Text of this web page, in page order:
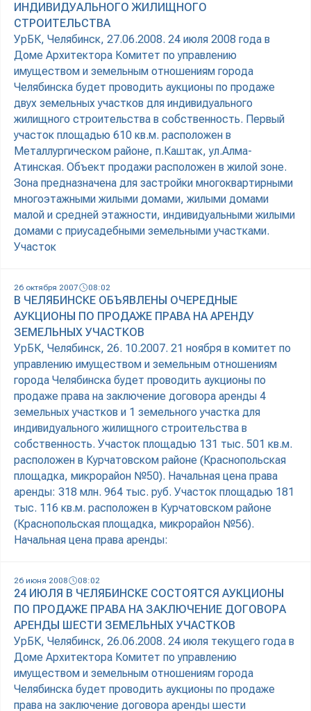
ИНДИВИДУАЛЬНОГО ЖИЛИЩНОГО
СТРОИТЕЛЬСТВА
УрБК, Челябинск, 27.06.2008. 24 июля 2008 года в
Доме Архитектора Комитет по управлению
имуществом и земельным отношениям города
Челябинска будет проводить аукционы по продаже
двух земельных участков для индивидуального
жилищного строительства в собственность. Первый
участок площадью 610 кв.м. расположен в
Металлургическом районе, п.Каштак, ул.Алма-
Атинская. Объект продажи расположен в жилой зоне.
Зона предназначена для застройки многоквартирными
многоэтажными жилыми домами, жилыми домами
малой и средней этажности, индивидуальными жилыми
домами с приусадебными земельными участками.
Участок
26 октября 2007 08:02
В ЧЕЛЯБИНСКЕ ОБЪЯВЛЕНЫ ОЧЕРЕДНЫЕ
АУКЦИОНЫ ПО ПРОДАЖЕ ПРАВА НА АРЕНДУ
ЗЕМЕЛЬНЫХ УЧАСТКОВ
УрБК, Челябинск, 26. 10.2007. 21 ноября в комитет по
управлению имуществом и земельным отношениям
города Челябинска будет проводить аукционы по
продаже права на заключение договора аренды 4
земельных участков и 1 земельного участка для
индивидуального жилищного строительства в
собственность. Участок площадью 131 тыс. 501 кв.м.
расположен в Курчатовском районе (Краснопольская
площадка, микрорайон №50). Начальная цена права
аренды: 318 млн. 964 тыс. руб. Участок площадью 181
тыс. 116 кв.м. расположен в Курчатовском районе
(Краснопольская площадка, микрорайон №56).
Начальная цена права аренды:
26 июня 2008 08:02
24 ИЮЛЯ В ЧЕЛЯБИНСКЕ СОСТОЯТСЯ АУКЦИОНЫ
ПО ПРОДАЖЕ ПРАВА НА ЗАКЛЮЧЕНИЕ ДОГОВОРА
АРЕНДЫ ШЕСТИ ЗЕМЕЛЬНЫХ УЧАСТКОВ
УрБК, Челябинск, 26.06.2008. 24 июля текущего года в
Доме Архитектора Комитет по управлению
имуществом и земельным отношениям города
Челябинска будет проводить аукционы по продаже
права на заключение договора аренды шести